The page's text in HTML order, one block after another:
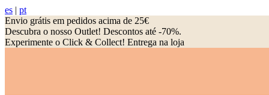
es | pt
Envio grátis em pedidos acima de 25€
Descubra o nosso Outlet! Descontos até -70%.
Experimente o Click & Collect! Entrega na loja